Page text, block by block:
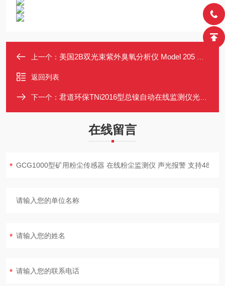
上一个： 美国2B双光束紫外臭氧分析仪 Model 205 高精度便携式大气监测仪
返回列表
下一个： 君道环保TNi2016型总镍自动在线监测仪光电定量技术
在线留言